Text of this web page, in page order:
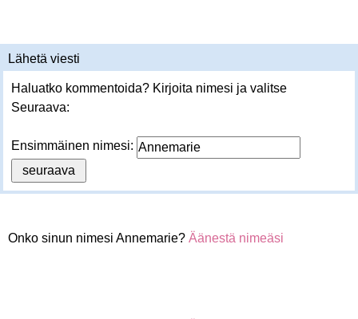
Lähetä viesti
Haluatko kommentoida? Kirjoita nimesi ja valitse
Seuraava:
Ensimmäinen nimesi:
Onko sinun nimesi Annemarie? Äänestä nimeäsi